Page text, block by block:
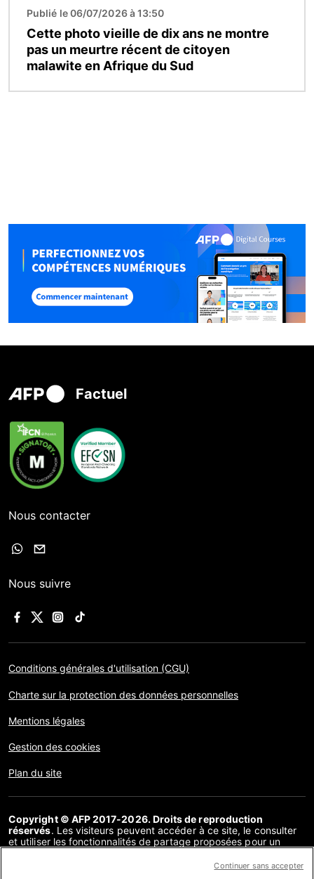
Publié le 06/07/2026 à 13:50
Cette photo vieille de dix ans ne montre
pas un meurtre récent de citoyen
malawite en Afrique du Sud
Factuel
Nous contacter
Nous suivre
Conditions générales d'utilisation (CGU)
Charte sur la protection des données personnelles
Mentions légales
Gestion des cookies
Plan du site
Copyright © AFP 2017-2026. Droits de reproduction
réservés. Les visiteurs peuvent accéder à ce site, le consulter
et utiliser les fonctionnalités de partage proposées pour un
communication au public, distribution de tout ou partie du
Continuer sans accepter